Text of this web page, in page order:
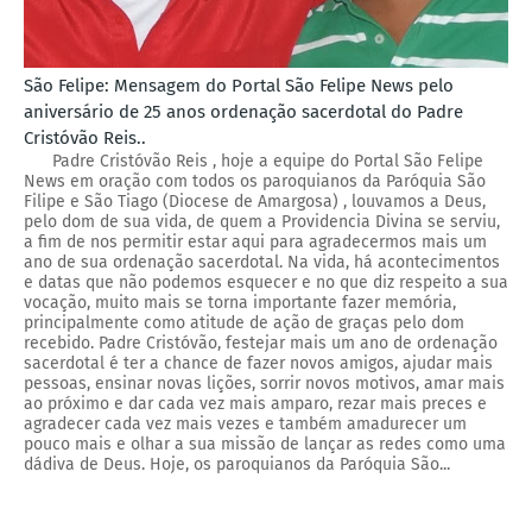
São Felipe: Mensagem do Portal São Felipe News pelo
aniversário de 25 anos ordenação sacerdotal do Padre
Cristóvão Reis..
Padre Cristóvão Reis , hoje a equipe do Portal São Felipe
News em oração com todos os paroquianos da Paróquia São
Filipe e São Tiago (Diocese de Amargosa) , louvamos a Deus,
pelo dom de sua vida, de quem a Providencia Divina se serviu,
a fim de nos permitir estar aqui para agradecermos mais um
ano de sua ordenação sacerdotal. Na vida, há acontecimentos
e datas que não podemos esquecer e no que diz respeito a sua
vocação, muito mais se torna importante fazer memória,
principalmente como atitude de ação de graças pelo dom
recebido. Padre Cristóvão, festejar mais um ano de ordenação
sacerdotal é ter a chance de fazer novos amigos, ajudar mais
pessoas, ensinar novas lições, sorrir novos motivos, amar mais
ao próximo e dar cada vez mais amparo, rezar mais preces e
agradecer cada vez mais vezes e também amadurecer um
pouco mais e olhar a sua missão de lançar as redes como uma
dádiva de Deus. Hoje, os paroquianos da Paróquia São...